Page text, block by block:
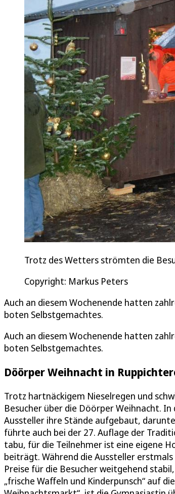
Trotz des Wetters strömten die
Copyright: Markus Peters
Auch an diesem Wochenende hatten
boten Selbstgemachtes.
Auch an diesem Wochenende hatten
boten Selbstgemachtes.
Döörper Weihnacht in
Trotz hartnäckigem Nieselregen und
Besucher über die Döörper Weihnacht.
Aussteller ihre Stände aufgebaut,
führte auch bei der 27. Auflage der
tabu, für die Teilnehmer ist eine eigene
beiträgt. Während die Aussteller
Preise für die Besucher weitgehend
„frische Waffeln und Kinderpunsch“ auf